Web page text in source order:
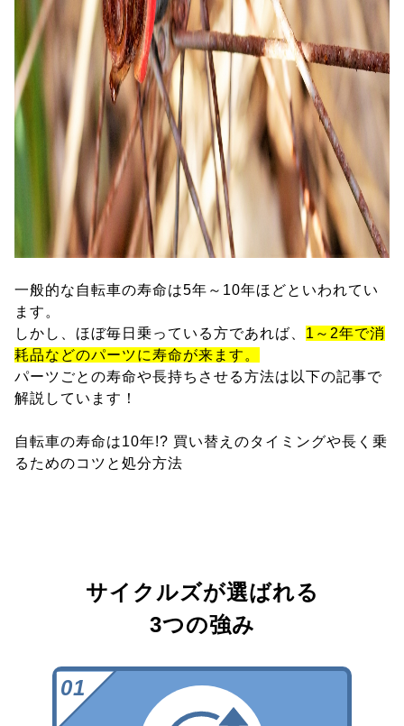
一般的な自転車の寿命は5年～10年ほどといわれてい
ます。
しかし、ほぼ毎日乗っている方であれば、 1～2年で消
耗品などのパーツに寿命が来ます。
パーツごとの寿命や長持ちさせる方法は以下の記事で
解説しています！
自転車の寿命は10年!? 買い替えのタイミングや長く乗
るためのコツと処分方法
サイクルズが選ばれる
3つの強み